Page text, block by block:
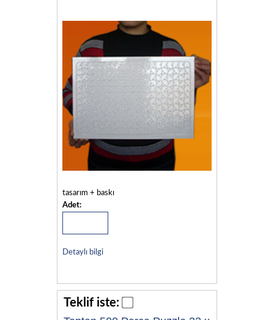
tasarım + baskı
Adet:
Detaylı bilgi
Teklif iste: